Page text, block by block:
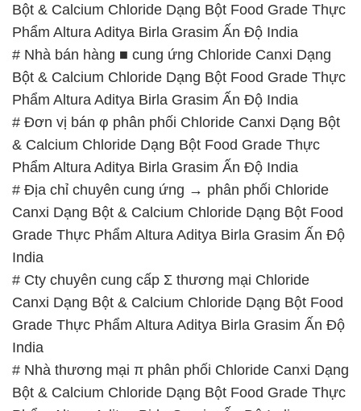
Bột & Calcium Chloride Dạng Bột Food Grade Thực
Phẩm Altura Aditya Birla Grasim Ấn Độ India
# Nhà bán hàng ■ cung ứng Chloride Canxi Dạng
Bột & Calcium Chloride Dạng Bột Food Grade Thực
Phẩm Altura Aditya Birla Grasim Ấn Độ India
# Đơn vị bán φ phân phối Chloride Canxi Dạng Bột
& Calcium Chloride Dạng Bột Food Grade Thực
Phẩm Altura Aditya Birla Grasim Ấn Độ India
# Địa chỉ chuyên cung ứng → phân phối Chloride
Canxi Dạng Bột & Calcium Chloride Dạng Bột Food
Grade Thực Phẩm Altura Aditya Birla Grasim Ấn Độ
India
# Cty chuyên cung cấp Σ thương mại Chloride
Canxi Dạng Bột & Calcium Chloride Dạng Bột Food
Grade Thực Phẩm Altura Aditya Birla Grasim Ấn Độ
India
# Nhà thương mại π phân phối Chloride Canxi Dạng
Bột & Calcium Chloride Dạng Bột Food Grade Thực